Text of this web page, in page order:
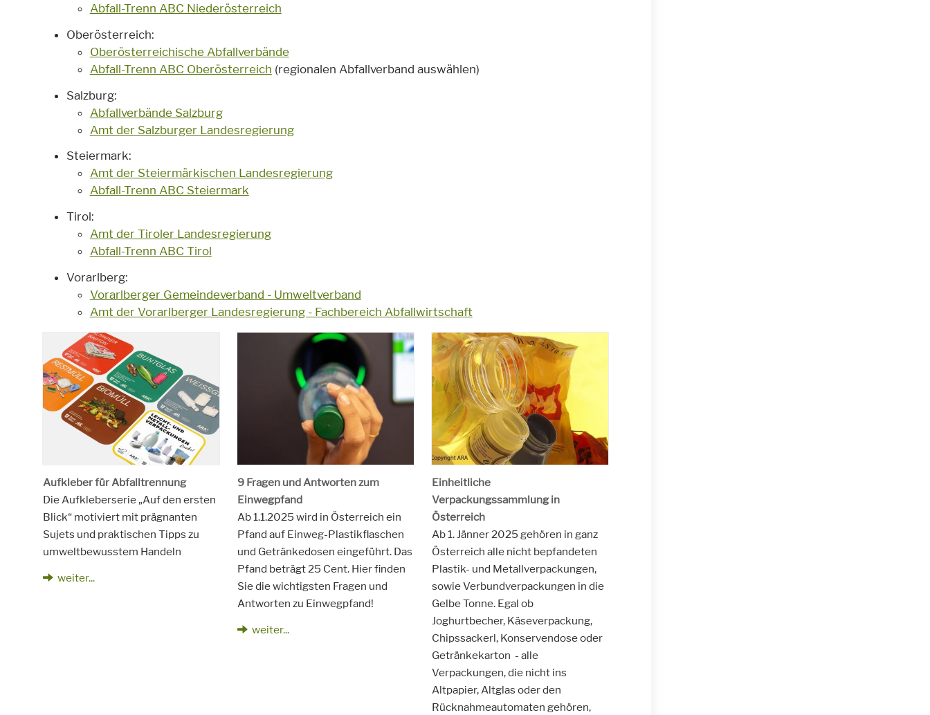
Abfall-Trenn ABC Niederösterreich
Oberösterreich:
Oberösterreichische Abfallverbände
Abfall-Trenn ABC Oberösterreich (regionalen Abfallverband auswählen)
Salzburg:
Abfallverbände Salzburg
Amt der Salzburger Landesregierung
Steiermark:
Amt der Steiermärkischen Landesregierung
Abfall-Trenn ABC Steiermark
Tirol:
Amt der Tiroler Landesregierung
Abfall-Trenn ABC Tirol
Vorarlberg:
Vorarlberger Gemeindeverband - Umweltverband
Amt der Vorarlberger Landesregierung - Fachbereich Abfallwirtschaft
Aufkleber für Abfalltrennung
Die Aufkleberserie „Auf den ersten
Blick“ motiviert mit prägnanten
Sujets und praktischen Tipps zu
umweltbewusstem Handeln
weiter...
9 Fragen und Antworten zum
Einwegpfand
Ab 1.1.2025 wird in Österreich ein
Pfand auf Einweg-Plastikflaschen
und Getränkedosen eingeführt. Das
Pfand beträgt 25 Cent. Hier finden
Sie die wichtigsten Fragen und
Antworten zu Einwegpfand!
weiter...
Einheitliche
Verpackungssammlung in
Österreich
Ab 1. Jänner 2025 gehören in ganz
Österreich alle nicht bepfandeten
Plastik- und Metallverpackungen,
sowie Verbundverpackungen in die
Gelbe Tonne. Egal ob
Joghurtbecher, Käseverpackung,
Chipssackerl, Konservendose oder
Getränkekarton - alle
Verpackungen, die nicht ins
Altpapier, Altglas oder den
Rücknahmeautomaten gehören,